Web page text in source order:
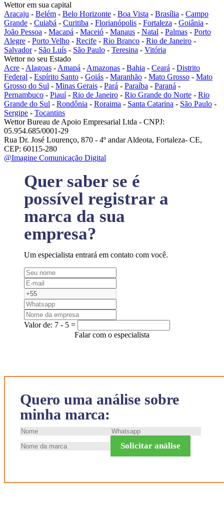
Quero uma análise sobre
minha marca:
Solicitar análise
Wettor em sua capital
Aracaju - Belém - Belo Horizonte - Boa Vista - Brasília - Campo
Grande - Cuiabá - Curitiba - Florianópolis - Fortaleza - Goiânia -
João Pessoa - Macapá - Maceió - Manaus - Natal - Palmas - Porto
Alegre - Porto Velho - Recife - Rio Branco - Rio de Janeiro -
Salvador- São Luís - São Paulo - Teresina - Vitória
Wettor no seu Estado
Acre - Alagoas - Amapá - Amazonas - Bahia - Ceará - Distrito
Federal - Espírito Santo - Goiás - Maranhão - Mato Grosso - Mato
Grosso do Sul - Minas Gerais - Pará - Paraíba - Paraná -
Pernambuco - Piauí- Rio de Janeiro - Rio Grande do Norte - Rio
Grande do Sul - Rondônia - Roraima - Santa Catarina - São Paulo -
Sergipe - Tocantins
Wettor Bureau de Apoio Empresarial Ltda - CNPJ:
05.954.685/0001-29
Rua Dr. José Lourenço, 870 - 4º andar Aldeota, Fortaleza- CE,
CEP: 60115-280
@Imagine Comunicação Digital
Quer saber se é
possível registrar a
marca da sua
empresa?
Um especialista entrará em contato com você.
Valor de: 7 - 5 =
Falar com o especialista